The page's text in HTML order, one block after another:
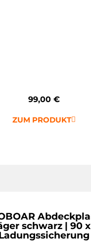
99,00 €
ZUM PRODUKT
schwarz | 90